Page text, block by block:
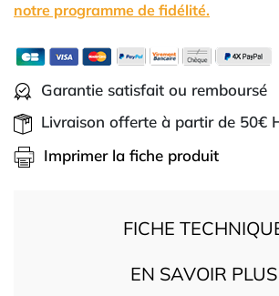
notre programme de fidélité.
Garantie satisfait ou remboursé
Livraison offerte à partir de 50€
Imprimer la fiche produit
FICHE
EN SAVOIR PLUS